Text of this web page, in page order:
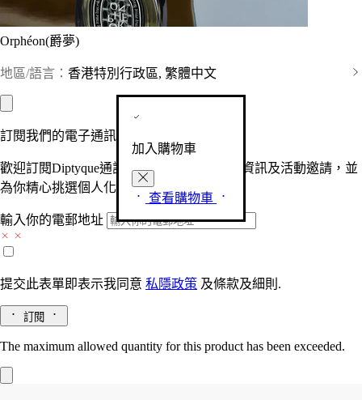
Orphéon(爵夢)
地區/語言： 香港特別行政區, 繁體中文
加入購物車
查看購物車
訂閱我們的電子通訊
歡迎訂閱Diptyque通訊，接收品牌最新產品資訊及活動邀請，並
為你精心挑選個人化的驚喜及禮物。
輸入你的電郵地址
提交此表單即表示我同意 私隱政策 及條款及細則.
訂閱
The maximum allowed quantity for this product has been exceeded.